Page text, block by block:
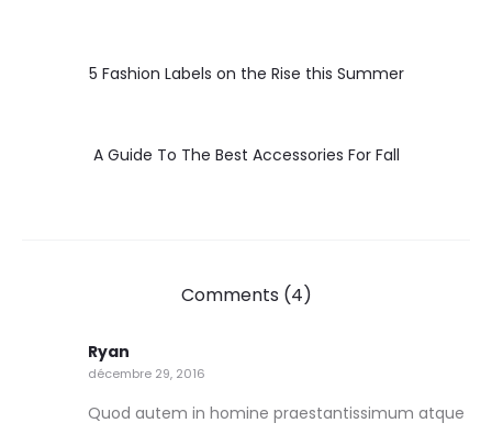
5 Fashion Labels on the Rise this Summer
A Guide To The Best Accessories For Fall
Comments (4)
Ryan
décembre 29, 2016
Quod autem in homine praestantissimum atque